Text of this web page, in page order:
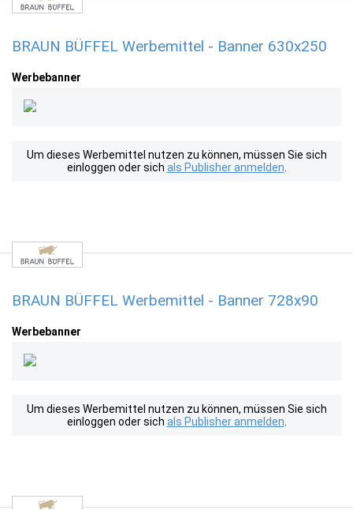
BRAUN BÜFFEL Werbemittel - Banner 630x250
Werbebanner
Um dieses Werbemittel nutzen zu können, müssen Sie sich
einloggen oder sich als Publisher anmelden
BRAUN BÜFFEL Werbemittel - Banner 728x90
Werbebanner
Um dieses Werbemittel nutzen zu können, müssen Sie sich
einloggen oder sich als Publisher anmelden